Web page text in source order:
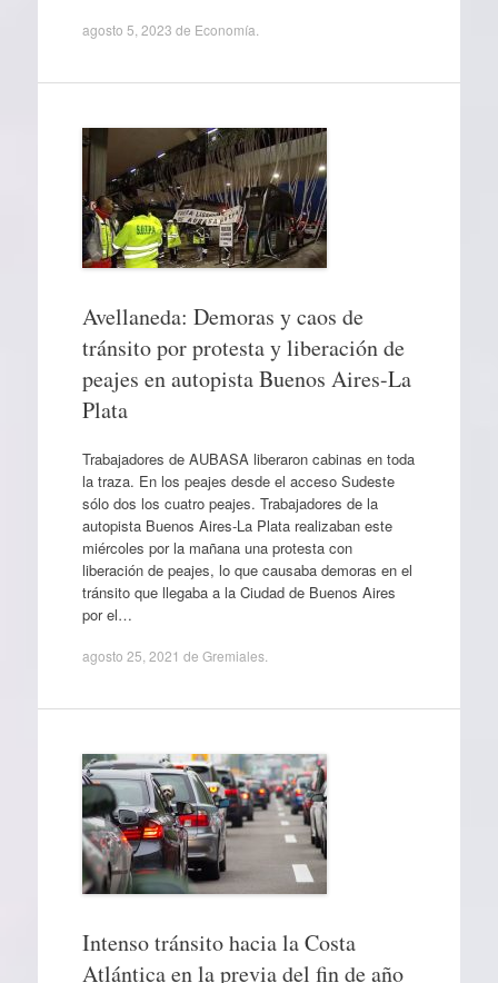
agosto 5, 2023 de Economía
Avellaneda: Demoras y caos de
tránsito por protesta y liberación de
peajes en autopista Buenos Aires-La
Plata
Trabajadores de AUBASA liberaron cabinas en toda
la traza. En los peajes desde el acceso Sudeste
sólo dos los cuatro peajes. Trabajadores de la
autopista Buenos Aires-La Plata realizaban este
miércoles por la mañana una protesta con
liberación de peajes, lo que causaba demoras en el
tránsito que llegaba a la Ciudad de Buenos Aires
por el…
agosto 25, 2021 de Gremiales.
Intenso tránsito hacia la Costa
Atlántica en la previa del fin de año